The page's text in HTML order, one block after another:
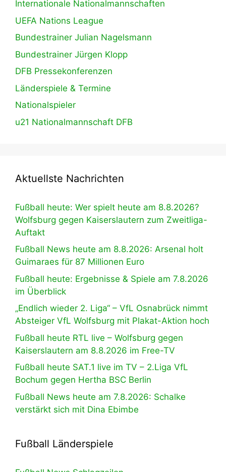
Internationale Nationalmannschaften
UEFA Nations League
Bundestrainer Julian Nagelsmann
Bundestrainer Jürgen Klopp
DFB Pressekonferenzen
Länderspiele & Termine
Nationalspieler
u21 Nationalmannschaft DFB
Aktuellste Nachrichten
Fußball heute: Wer spielt heute am 8.8.2026?
Wolfsburg gegen Kaiserslautern zum Zweitliga-
Auftakt
Fußball News heute am 8.8.2026: Arsenal holt
Guimaraes für 87 Millionen Euro
Fußball heute: Ergebnisse & Spiele am 7.8.2026
im Überblick
„Endlich wieder 2. Liga“ – VfL Osnabrück nimmt
Absteiger VfL Wolfsburg mit Plakat-Aktion hoch
Fußball heute RTL live – Wolfsburg gegen
Kaiserslautern am 8.8.2026 im Free-TV
Fußball heute SAT.1 live im TV – 2.Liga VfL
Bochum gegen Hertha BSC Berlin
Fußball News heute am 7.8.2026: Schalke
verstärkt sich mit Dina Ebimbe
Fußball Länderspiele